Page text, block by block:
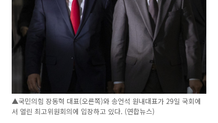
▲국민의힘 장동혁 대표(오른쪽)와 송언석 원내대표가 29일 국회에
서 열린 최고위원회의에 입장하고 있다. (연합뉴스)